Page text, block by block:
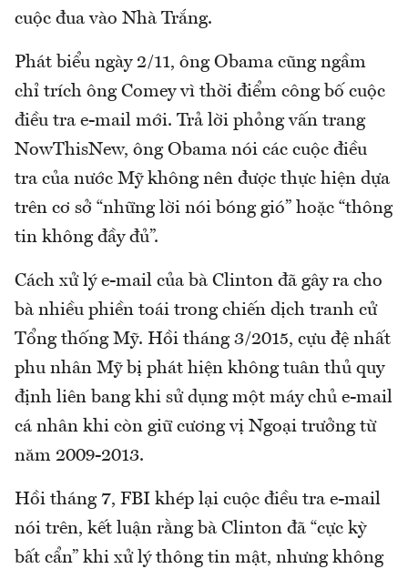
cuộc đua vào Nhà Trắng.
Phát biểu ngày 2/11, ông Obama cũng ngầm
chỉ trích ông Comey vì thời điểm công bố cuộc
điều tra e-mail mới. Trả lời phỏng vấn trang
NowThisNew, ông Obama nói các cuộc điều
tra của nước Mỹ không nên được thực hiện dựa
trên cơ sở “những lời nói bóng gió” hoặc “thông
tin không đầy đủ”.
Cách xử lý e-mail của bà Clinton đã gây ra cho
bà nhiều phiền toái trong chiến dịch tranh cử
Tổng thống Mỹ. Hồi tháng 3/2015, cựu đệ nhất
phu nhân Mỹ bị phát hiện không tuân thủ quy
định liên bang khi sử dụng một máy chủ e-mail
cá nhân khi còn giữ cương vị Ngoại trưởng từ
năm 2009-2013.
Hồi tháng 7, FBI khép lại cuộc điều tra e-mail
nói trên, kết luận rằng bà Clinton đã “cực kỳ
bất cẩn” khi xử lý thông tin mật, nhưng không